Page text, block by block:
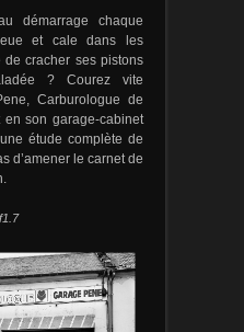
démarrage chaque
et cale dans les
cracher ses pistons
? Courez vite
Carburologue de
en son garage-cabinet
étude complète de
d’amener le carnet de